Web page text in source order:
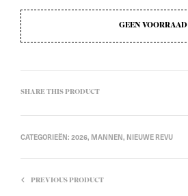
GEEN VOORRAAD
SHARE THIS PRODUCT
CATEGORIEËN: 2026, MANNEN, NIEUWE REVU
PREVIOUS PRODUCT